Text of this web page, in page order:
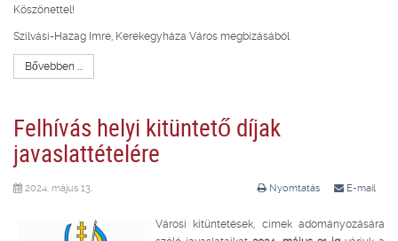
Köszönettel!
Szilvási-Hazag Imre, Kerekegyháza Város megbízásából
Bővebben ...
Felhívás helyi kitüntető díjak
javaslattételére
Nyomtatás E-mail
2024. május 13.
Városi kitüntetések, címek adományozására